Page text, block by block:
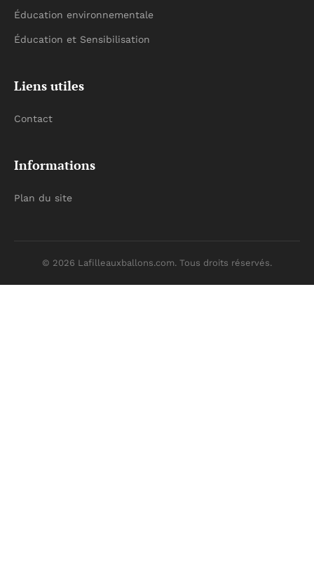
Éducation environnementale
Éducation et Sensibilisation
Liens utiles
Contact
Informations
Plan du site
© 2026 Lafilleauxballons.com. Tous droits réservés.